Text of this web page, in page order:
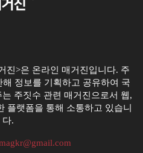
진>은 온라인 매거진입니다. 주
정보를 기획하고 공유하여 국
주짓수 관련 매거진으로서 웹,
플랫폼을 통해 소통하고 있습니
다.